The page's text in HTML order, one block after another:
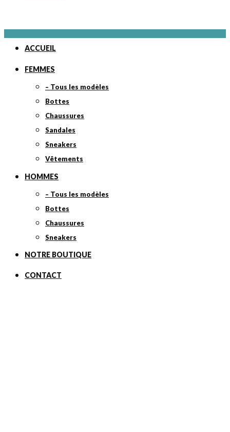
ACCUEIL
FEMMES
– Tous les modèles
Bottes
Chaussures
Sandales
Sneakers
Vêtements
HOMMES
– Tous les modèles
Bottes
Chaussures
Sneakers
NOTRE BOUTIQUE
CONTACT